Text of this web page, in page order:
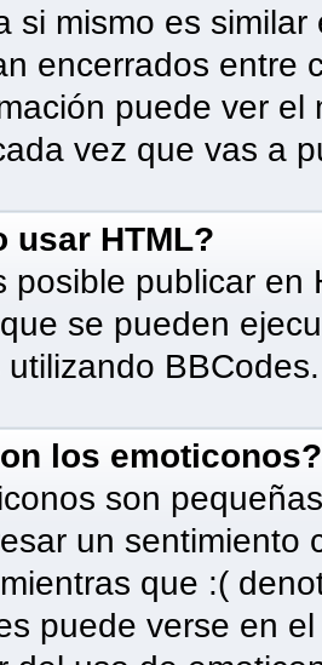
si mismo es
encerrados entre
puede ver
vez que vas a
usar HTML?
posible publicar en
se pueden
BBCodes.
los emoticonos?
son
un sentimiento
que :(
puede verse en